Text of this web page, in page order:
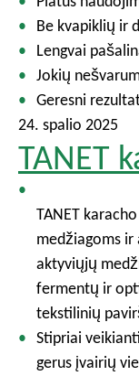
Be kvapiklių ir
Lengvai
Jokių
Geresni
24. spalio 2025
TANET
TANET
medžiagoms ir
aktyviųjų
fermentų ir
tekstilinių
Stipriai
gerus įvairių